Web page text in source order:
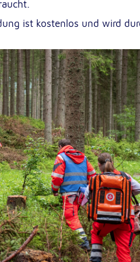
ist kostenlos und wird